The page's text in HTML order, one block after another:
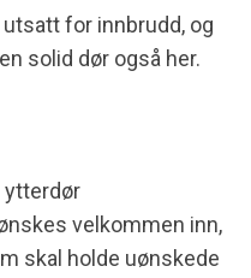
for innbrudd, og
solid dør også her.
ytterdør
velkommen inn,
skal holde uønskede